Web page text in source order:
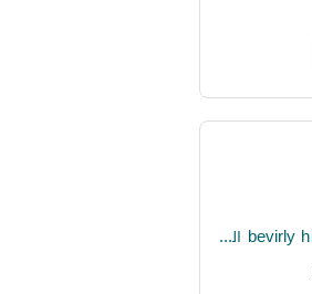
شقة مفروشة للايجار في كومبوند بيفرلي هيلز bevirly hils الشيخ زايد elsheikh zayed